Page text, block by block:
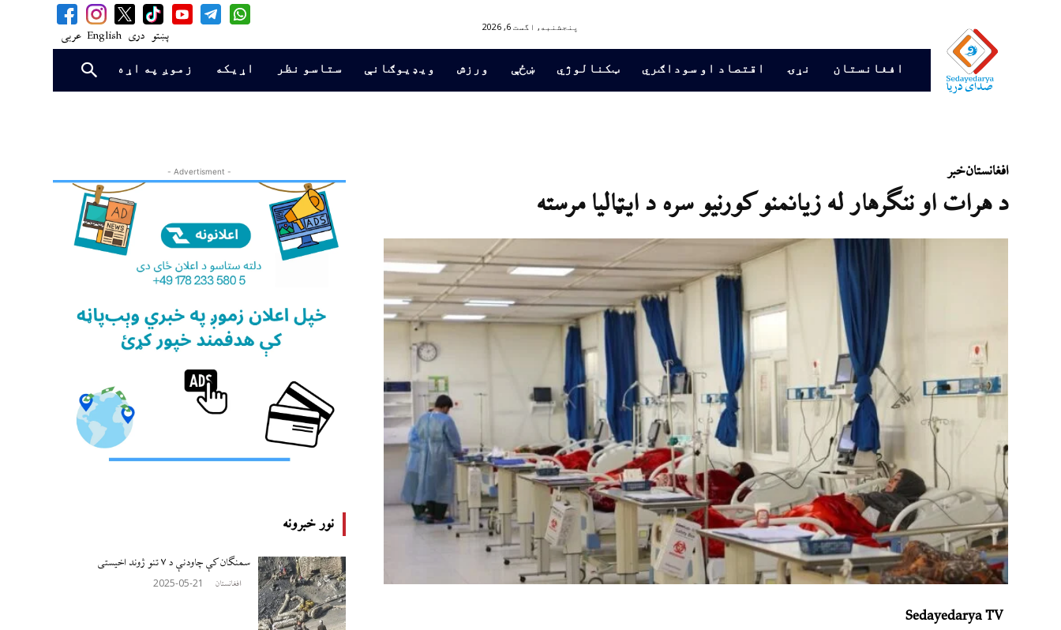
پښتو دری English عربی
پنجشنبه, اگست 6, 2026
افغانستان نړۍ اقتصاد او سوداګري ټکنالوژي ښځې ورزش ویډیوګانې ستاسو نظر اړیکه زموږ په اړه
- Advertisment -
نور خبرونه
سمنګان کې چاودنې د ۷ تنو ژوند اخيستی
افغانستان 2025-05-21
افغانستانخبر
د هرات او ننګرهار له زیانمنو کورنیو سره د ايټاليا مرسته
Sedayedarya TV